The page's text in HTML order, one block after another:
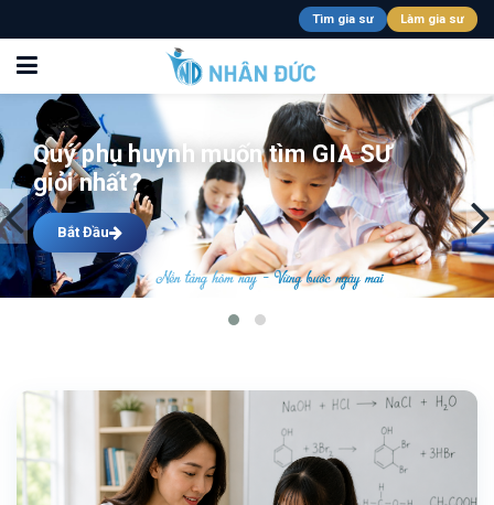
Tìm gia sư Làm gia sư
Quý phụ huynh muốn tìm GIA SƯ
giỏi nhất?
Bắt Đầu